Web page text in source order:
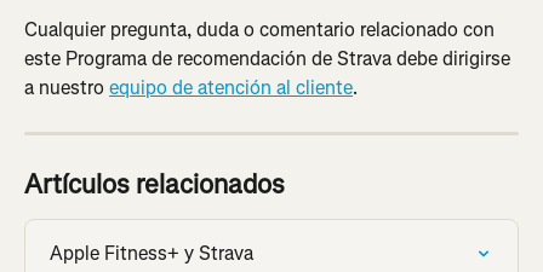
Cualquier pregunta, duda o comentario relacionado con
este Programa de recomendación de Strava debe dirigirse
a nuestro equipo de atención al cliente.
Artículos relacionados
Apple Fitness+ y Strava